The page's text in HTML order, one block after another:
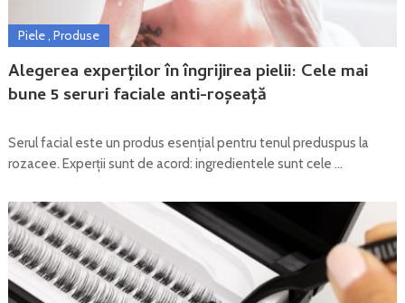
Alegerea experților în îngrijirea pielii: Cele mai
bune 5 seruri faciale anti-roșeață
Piele, Produse
Serul facial este un produs esențial pentru tenul preduspus la
rozacee. Experții sunt de acord: ingredientele sunt cele …